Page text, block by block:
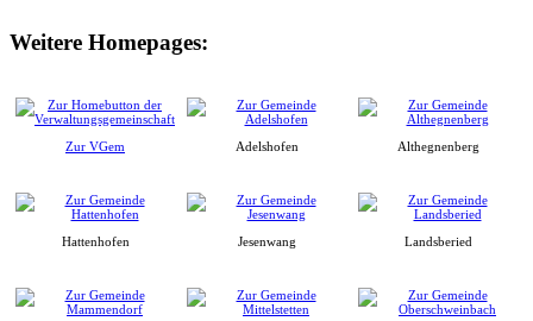
Weitere Homepages:
Zur VGem Adelshofen Althegnenberg
Hattenhofen Jesenwang Landsberied